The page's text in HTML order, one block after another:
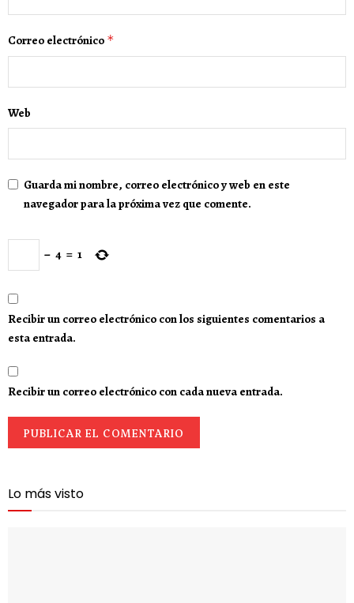
Correo electrónico *
Web
Guarda mi nombre, correo electrónico y web en este
navegador para la próxima vez que comente.
− 4 = 1
Recibir un correo electrónico con los siguientes comentarios a
esta entrada.
Recibir un correo electrónico con cada nueva entrada.
Lo más visto